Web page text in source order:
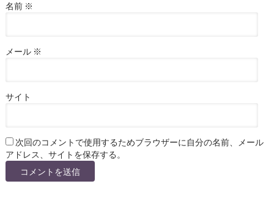
名前 ※
メール ※
サイト
次回のコメントで使用するためブラウザーに自分の名前、メール
アドレス、サイトを保存する。